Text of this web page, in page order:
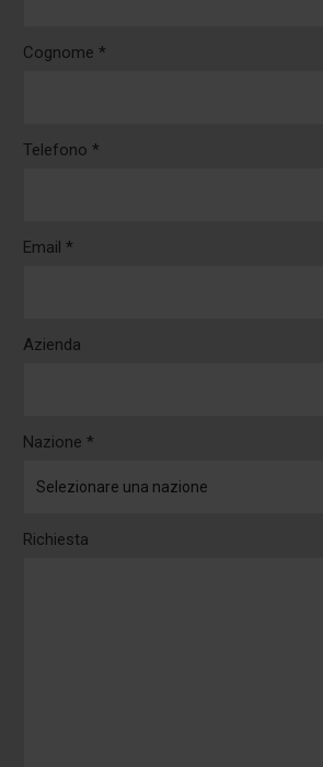
Cognome *
Telefono *
Email *
Azienda
Nazione *
Richiesta